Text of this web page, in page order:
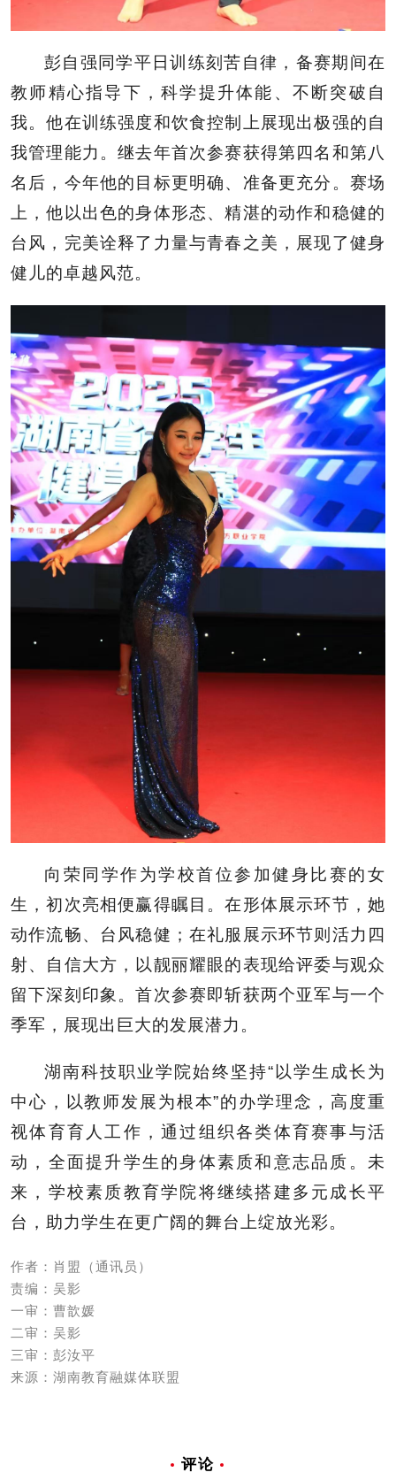
彭自强同学平日训练刻苦自律，备赛期间在
教师精心指导下，科学提升体能、不断突破自
我。他在训练强度和饮食控制上展现出极强的自
我管理能力。继去年首次参赛获得第四名和第八
名后，今年他的目标更明确、准备更充分。赛场
上，他以出色的身体形态、精湛的动作和稳健的
台风，完美诠释了力量与青春之美，展现了健身
健儿的卓越风范。
向荣同学作为学校首位参加健身比赛的女
生，初次亮相便赢得瞩目。在形体展示环节，她
动作流畅、台风稳健；在礼服展示环节则活力四
射、自信大方，以靓丽耀眼的表现给评委与观众
留下深刻印象。首次参赛即斩获两个亚军与一个
季军，展现出巨大的发展潜力。
湖南科技职业学院始终坚持“以学生成长为
中心，以教师发展为根本”的办学理念，高度重
视体育育人工作，通过组织各类体育赛事与活
动，全面提升学生的身体素质和意志品质。未
来，学校素质教育学院将继续搭建多元成长平
台，助力学生在更广阔的舞台上绽放光彩。
作者：肖盟（通讯员）
责编：吴影
一审：曹歆媛
二审：吴影
三审：彭汝平
来源：湖南教育融媒体联盟
评论